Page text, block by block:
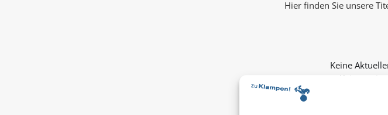
Hier finden Sie unsere
Keine